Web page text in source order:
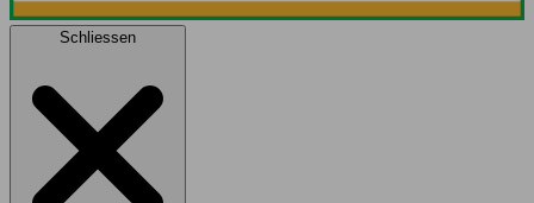
Schliessen